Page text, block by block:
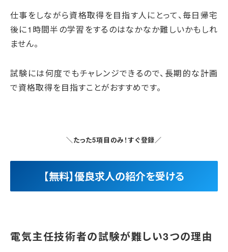
仕事をしながら資格取得を目指す人にとって、毎日帰宅
後に1時間半の学習をするのはなかなか難しいかもしれ
ません。
試験には何度でもチャレンジできるので、長期的な計画
で資格取得を目指すことがおすすめです。
＼たった5項目のみ！すぐ登録／
【無料】優良求人の紹介を受ける
電気主任技術者の試験が難しい3つの理由